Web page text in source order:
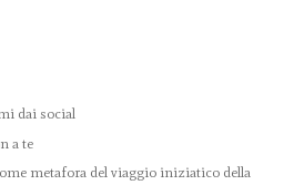
dai social
a te
metafora del viaggio iniziatico della